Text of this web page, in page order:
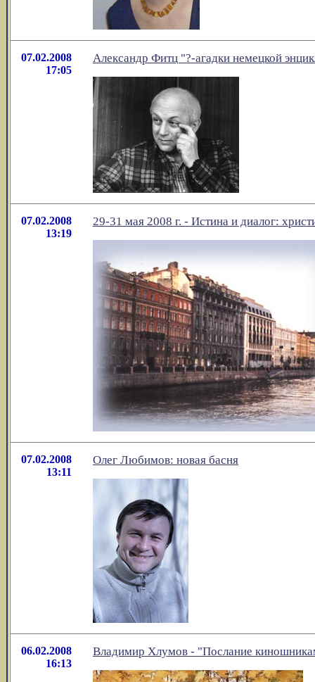
07.02.2008
17:05
Александр Фитц "?-агадки немецкой
07.02.2008
13:19
29-31 мая 2008 г. - Истина и диалог:
07.02.2008
13:11
Олег Любимов: новая басня
06.02.2008
16:13
Владимир Хлумов - "Послание